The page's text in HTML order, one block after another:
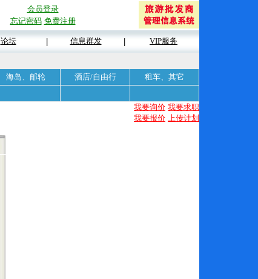
会员登录
忘记密码 免费注册
论坛 信息群发 VIP服务
海岛、邮轮 酒店/自由行
租车、其它
我要询价 我要求职
我要报价 上传计划